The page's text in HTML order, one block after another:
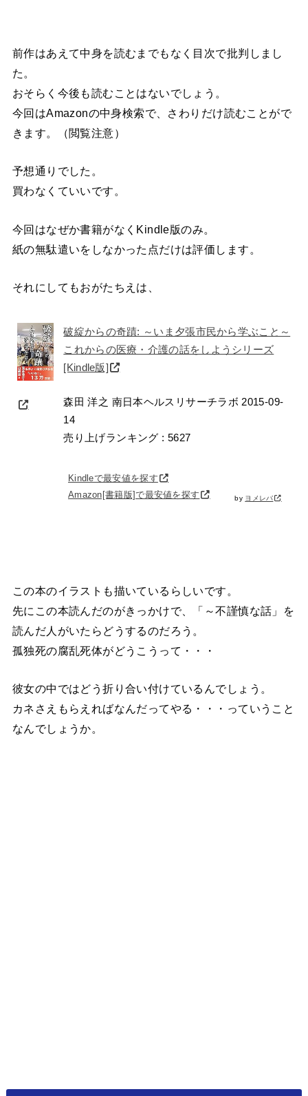
前作はあえて中身を読むまでもなく目次で批判しまし
た。
おそらく今後も読むことはないでしょう。
今回はAmazonの中身検索で、さわりだけ読むことがで
きます。（閲覧注意）
予想通りでした。
買わなくていいです。
今回はなぜか書籍がなくKindle版のみ。
紙の無駄遣いをしなかった点だけは評価します。
それにしてもおがたちえは、
破綻からの奇蹟: ～いま夕張市民から学ぶこと～
これからの医療・介護の話をしようシリーズ
[Kindle版]
森田 洋之 南日本ヘルスリサーチラボ 2015-09-
14
売り上げランキング : 5627
Kindleで最安値を探す
Amazon[書籍版]で最安値を探す
by ヨメレバ
この本のイラストも描いているらしいです。
先にこの本読んだのがきっかけで、「～不謹慎な話」を
読んだ人がいたらどうするのだろう。
孤独死の腐乱死体がどうこうって・・・
彼女の中ではどう折り合い付けているんでしょう。
カネさえもらえればなんだってやる・・・っていうこと
なんでしょうか。